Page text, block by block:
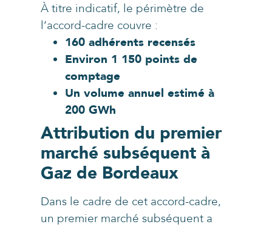
À titre indicatif, le périmètre de
l’accord-cadre couvre :
160 adhérents recensés
Environ 1 150 points de
comptage
Un volume annuel estimé à
200 GWh
Attribution du premier
marché subséquent à
Gaz de Bordeaux
Dans le cadre de cet accord-cadre,
un premier marché subséquent a